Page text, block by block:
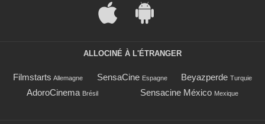
ALLOCINÉ À L'ÉTRANGER
Filmstarts Allemagne SensaCine Espagne Beyazperde Turquie
AdoroCinema Brésil Sensacine México Mexique